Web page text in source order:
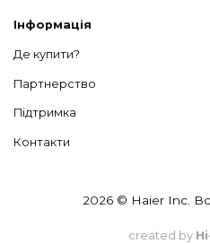
Інформація
Де купити?
Партнерство
Підтримка
Контакти
2026 © Haier Inc.
created by